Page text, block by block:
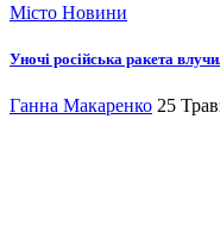
Місто Новини
Уночі російська ракета
Ганна Макаренко 25